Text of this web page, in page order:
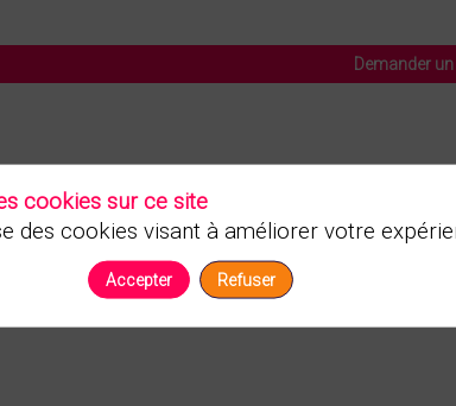
Demander un
cookies sur ce site
des cookies visant à améliorer votre
Accepter Refuser